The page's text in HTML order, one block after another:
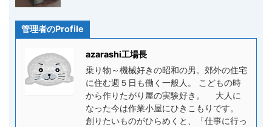
管理者のProfile
azarashi工場長
乗り物～機械好きの昭和の男。郊外の住宅
に住む週５日も働く一般人。 こどもの時
から作りたがり屋の実験好き。 大人に
なった今は作業小屋にひきこもりです。
創りたいものがひらめくと、「仕事に行っ